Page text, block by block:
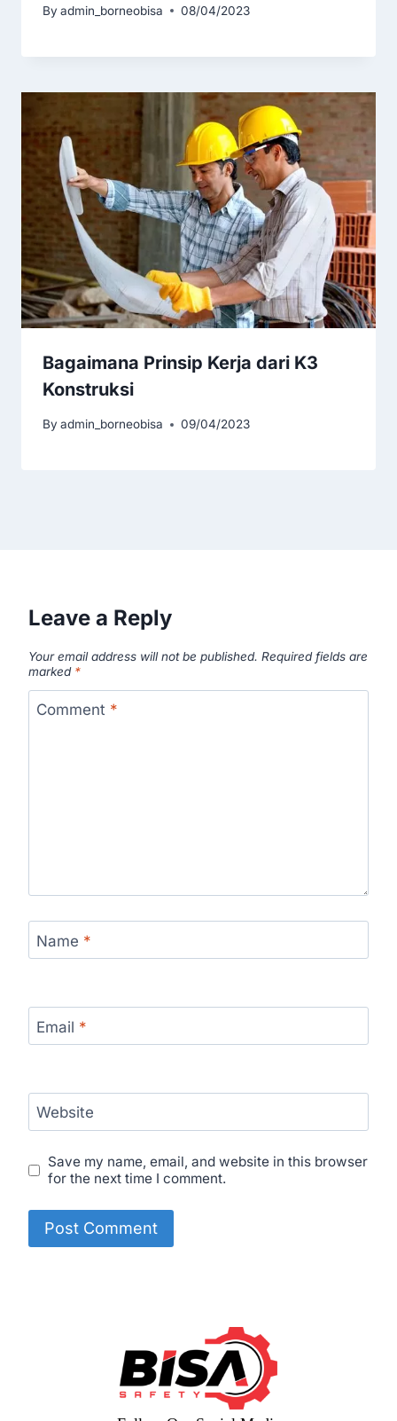
By admin_borneobisa 08/04/2023
Bagaimana Prinsip Kerja dari K3
Konstruksi
By admin_borneobisa 09/04/2023
Leave a Reply
Your email address will not be published. Required fields are
marked *
Comment *
Name *
Email *
Website
Save my name, email, and website in this browser
for the next time I comment.